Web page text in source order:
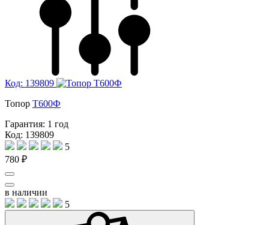
Код: 139809
Топор Т600Ф
Гарантия: 1 год
Код: 139809
5
780 ₽
в наличии
5